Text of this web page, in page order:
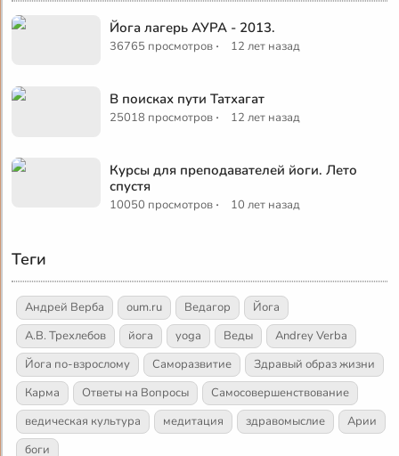
Йога лагерь АУРА - 2013.
36765 просмотров · 12 лет назад
В поисках пути Татхагат
25018 просмотров · 12 лет назад
Курсы для преподавателей йоги. Лето
спустя
10050 просмотров · 10 лет назад
Теги
Андрей Верба oum.ru Ведагор
Йога
А.В. Трехлебов
йога yoga Веды
Andrey Verba
Йога по-взрослому
Саморазвитие
Здравый образ жизни
Карма
Ответы на Вопросы
Самосовершенствование
ведическая культура
медитация здравомыслие
Арии
боги